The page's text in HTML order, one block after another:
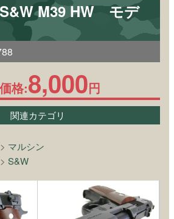
M39 HW モデ
格:8,000円
関連カテゴリ
> マルシン
> S&W